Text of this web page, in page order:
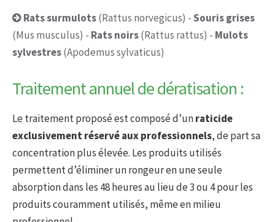
Rats surmulots(Rattus norvegicus) -Souris grises
(Mus musculus) - Rats noirs(Rattus rattus) - Mulots
sylvestres(Apodemus sylvaticus)
Traitement annuel de dératisation :
Le traitement proposé est composé d’unraticide
exclusivement réservé aux professionnels, de part sa
concentration plus élevée. Les produits utilisés
permettent d’éliminer un rongeur en une seule
absorption dans les 48 heures au lieu de 3 ou 4 pour les
produits couramment utilisés, même en milieu